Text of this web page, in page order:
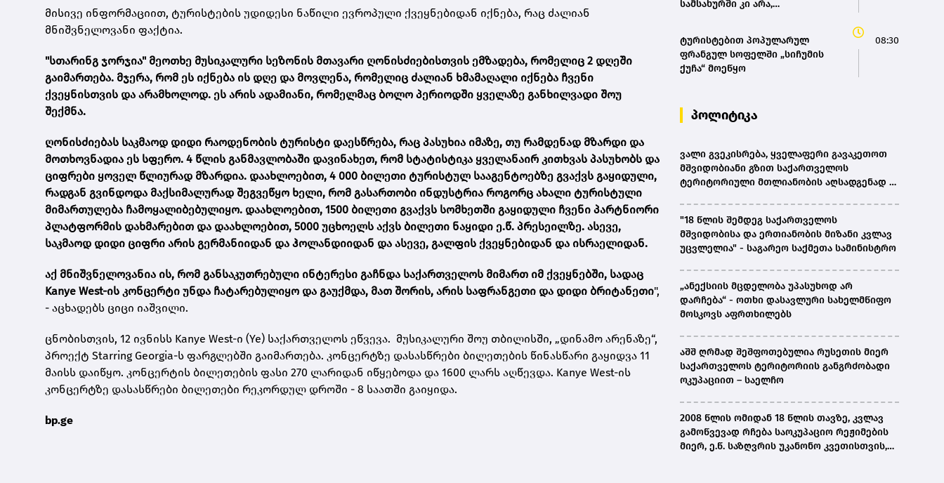
მისივე ინფორმაციით, ტურისტების უდიდესი ნაწილი ევროპული ქვეყნებიდან იქნება, რაც ძალიან
მნიშვნელოვანი ფაქტია.
"სთარინგ ჯორჯია" მეოთხე მუსიკალური სეზონის მთავარი ღონისძიებისთვის ემზადება, რომელიც 2 დღეში
გაიმართება. მჯერა, რომ ეს იქნება ის დღე და მოვლენა, რომელიც ძალიან ხმამაღალი იქნება ჩვენი
ქვეყნისთვის და არამხოლოდ. ეს არის ადამიანი, რომელმაც ბოლო პერიოდში ყველაზე განხილვადი შოუ
შექმნა.
ღონისძიებას საკმაოდ დიდი რაოდენობის ტურისტი დაესწრება, რაც პასუხია იმაზე, თუ რამდენად მზარდი და
მოთხოვნადია ეს სფერო. 4 წლის განმავლობაში დავინახეთ, რომ სტატისტიკა ყველანაირ კითხვას პასუხობს და
ციფრები ყოველ წლიურად მზარდია. დაახლოებით, 4 000 ბილეთი ტურისტულ სააგენტოებზე გვაქვს გაყიდული,
რადგან გვინდოდა მაქსიმალურად შეგვეწყო ხელი, რომ გასართობი ინდუსტრია როგორც ახალი ტურისტული
მიმართულება ჩამოყალიბებულიყო. დაახლოებით, 1500 ბილეთი გვაქვს სომხეთში გაყიდული ჩვენი პარტნიორი
პლატფორმის დახმარებით და დაახლოებით, 5000 უცხოელს აქვს ბილეთი ნაყიდი ე.წ. პრესეილზე. ასევე,
საკმაოდ დიდი ციფრი არის გერმანიიდან და ჰოლანდიიდან და ასევე, გალფის ქვეყნებიდან და ისრაელიდან.
აქ მნიშვნელოვანია ის, რომ განსაკუთრებული ინტერესი გაჩნდა საქართველოს მიმართ იმ ქვეყნებში, სადაც
Kanye West-ის კონცერტი უნდა ჩატარებულიყო და გაუქმდა, მათ შორის, არის საფრანგეთი და დიდი ბრიტანეთი",
- აცხადებს ციცი იაშვილი.
ცნობისთვის, 12 ივნისს Kanye West-ი (Ye) საქართველოს ეწვევა. მუსიკალური შოუ თბილისში, „დინამო არენაზე“,
პროექტ Starring Georgia-ს ფარგლებში გაიმართება. კონცერტზე დასასწრები ბილეთების წინასწარი გაყიდვა 11
მაისს დაიწყო. კონცერტის ბილეთების ფასი 270 ლარიდან იწყებოდა და 1600 ლარს აღწევდა. Kanye West-ის
კონცერტზე დასასწრები ბილეთები რეკორდულ დროში - 8 საათში გაიყიდა.
bp.ge
სამსახურში კი არა,
კვლევა
ტურისტებით პოპულარულ
ფრანგულ სოფელში „სიჩუმის
ქუჩა“ მოეწყო
08:30
პოლიტიკა
ვალი გვეკისრება, ყველაფერი გავაკეთოთ
მშვიდობიანი გზით საქართველოს
ტერიტორიული მთლიანობის აღსადგენად -
"18 წლის შემდეგ საქართველოს
მშვიდობისა და ერთიანობის მიზანი კვლავ
უცვლელია" - საგარეო საქმეთა სამინისტრო
„ანექსიის მცდელობა უპასუხოდ არ
დარჩება“ - ოთხი დასავლური სახელმწიფო
მოსკოვს აფრთხილებს
აშშ ღრმად შეშფოთებულია რუსეთის მიერ
საქართველოს ტერიტორიის განგრძობადი
ოკუპაციით – საელჩო
2008 წლის ომიდან 18 წლის თავზე, კვლავ
გამოწვევად რჩება საოკუპაციო რეჟიმების
მიერ, ე.წ. საზღვრის უკანონო კვეთისთვის,